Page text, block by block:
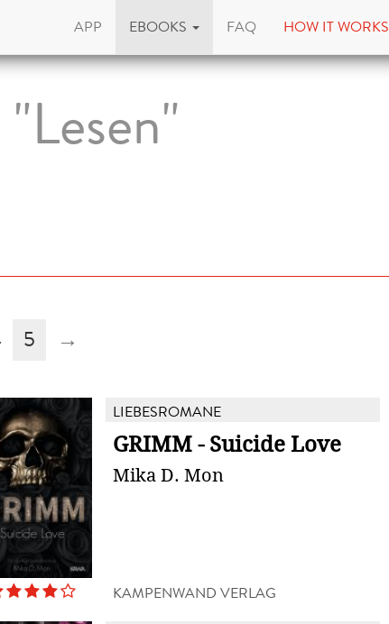
APP EBOOKS FAQ HOW IT WORKS
5 →
LIEBESROMANE
GRIMM - Suicide Love
Mika D. Mon
KAMPENWAND VERLAG